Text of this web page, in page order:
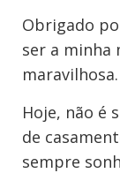
Obrigado
ser a minha
maravilhosa.
Hoje, não é
de
sempre